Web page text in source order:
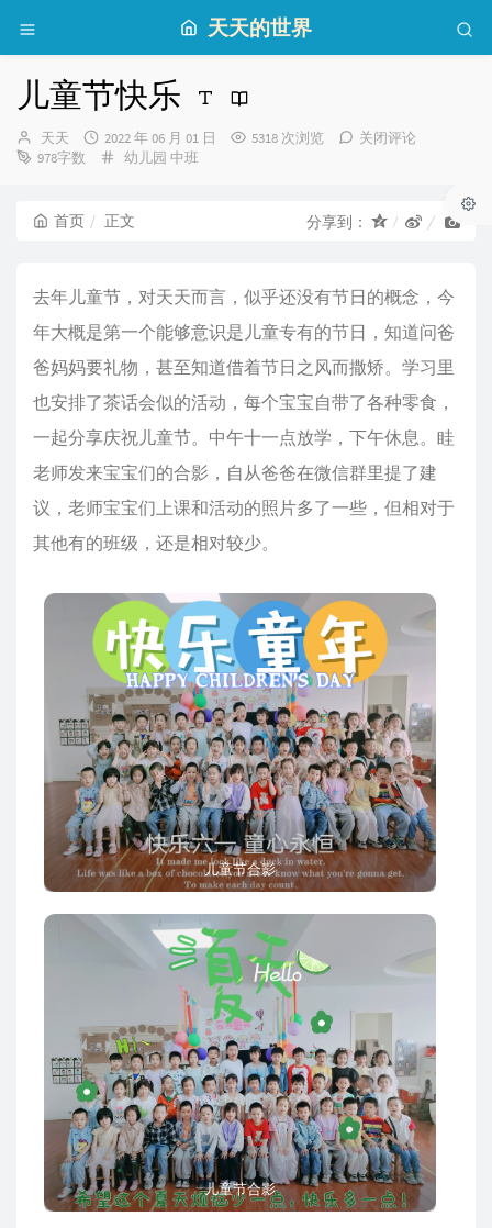
天天的世界
儿童节快乐
博
主：
天天
发
布
2022 年 06 月 01 日 5318 次浏览
关闭评论
978字数
分
幼儿园 中班
首页 正文 分享到：
去年儿童节，对天天而言，似乎还没有节日的概念，今
年大概是第一个能够意识是儿童专有的节日，知道问爸
爸妈妈要礼物，甚至知道借着节日之风而撒矫。学习里
也安排了茶话会似的活动，每个宝宝自带了各种零食，
一起分享庆祝儿童节。中午十一点放学，下午休息。眭
老师发来宝宝们的合影，自从爸爸在微信群里提了建
议，老师宝宝们上课和活动的照片多了一些，但相对于
其他有的班级，还是相对较少。
儿童节合影
儿童节合影